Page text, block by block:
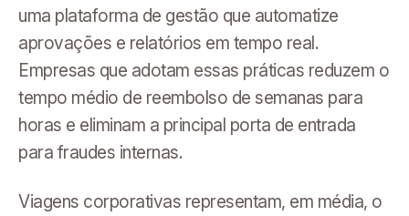
uma plataforma de gestão que automatize
aprovações e relatórios em tempo real.
Empresas que adotam essas práticas reduzem o
tempo médio de reembolso de semanas para
horas e eliminam a principal porta de entrada
para fraudes internas.
Viagens corporativas representam, em média, o